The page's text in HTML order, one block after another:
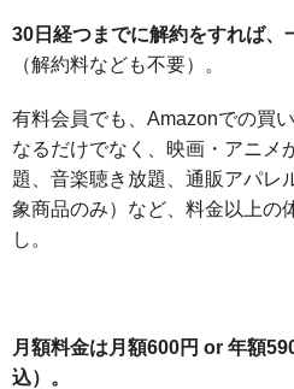
30日経つまでに解約をすれば、
（解約料なども不要）。
有料会員でも、Amazonでの買
なるだけでなく、映画・アニメ
題、音楽聴き放題、通販アパレ
象商品のみ）など、料金以上の
し。
月額料金は月額600円 or 年額
込）。